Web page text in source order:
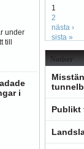
under
till
i
1
2
nästa ›
sista »
Notiser
Publikt